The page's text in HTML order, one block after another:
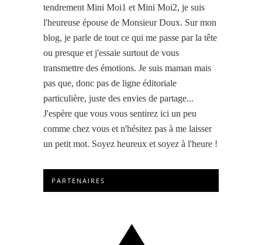
tendrement Mini Moi1 et Mini Moi2, je suis
l'heureuse épouse de Monsieur Doux. Sur mon
blog, je parle de tout ce qui me passe par la tête
ou presque et j'essaie surtout de vous
transmettre des émotions. Je suis maman mais
pas que, donc pas de ligne éditoriale
particulière, juste des envies de partage...
J'espère que vous vous sentirez ici un peu
comme chez vous et n'hésitez pas à me laisser
un petit mot. Soyez heureux et soyez à l'heure !
PARTENAIRES